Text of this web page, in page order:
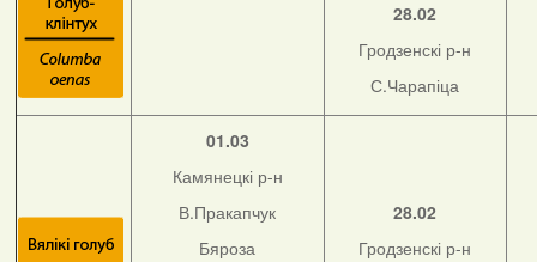
28.02
Гродзенскі р-н
С.Чарапіца
01.03
Камянецкі р-н
В.Пракапчук
Бяроза
28.02
Гродзенскі р-н